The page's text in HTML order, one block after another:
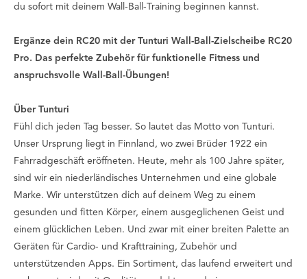
du sofort mit deinem Wall-Ball-Training beginnen kannst.
Ergänze dein RC20 mit der Tunturi Wall-Ball-Zielscheibe RC20
Pro. Das perfekte Zubehör für funktionelle Fitness und
anspruchsvolle Wall-Ball-Übungen!
Über Tunturi
Fühl dich jeden Tag besser. So lautet das Motto von Tunturi.
Unser Ursprung liegt in Finnland, wo zwei Brüder 1922 ein
Fahrradgeschäft eröffneten. Heute, mehr als 100 Jahre später,
sind wir ein niederländisches Unternehmen und eine globale
Marke. Wir unterstützen dich auf deinem Weg zu einem
gesunden und fitten Körper, einem ausgeglichenen Geist und
einem glücklichen Leben. Und zwar mit einer breiten Palette an
Geräten für Cardio- und Krafttraining, Zubehör und
unterstützenden Apps. Ein Sortiment, das laufend erweitert und